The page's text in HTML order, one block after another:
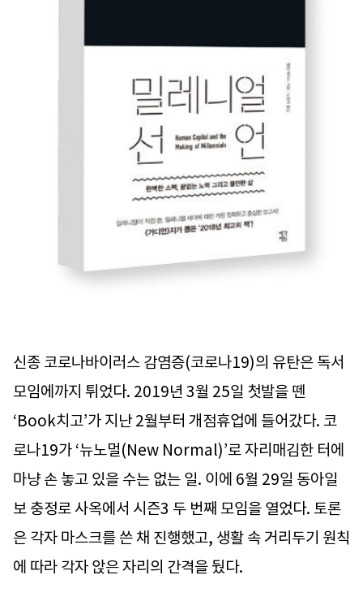
신종 코로나바이러스 감염증(코로나19)의 유탄은 독서
모임에까지 튀었다. 2019년 3월 25일 첫발을 뗀
‘Book치고’가 지난 2월부터 개점휴업에 들어갔다. 코
로나19가 ‘뉴노멀(New Normal)’로 자리매김한 터에
마냥 손 놓고 있을 수는 없는 일. 이에 6월 29일 동아일
보 충정로 사옥에서 시즌3 두 번째 모임을 열었다. 토론
은 각자 마스크를 쓴 채 진행했고, 생활 속 거리두기 원칙
에 따라 각자 앉은 자리의 간격을 뒀다.